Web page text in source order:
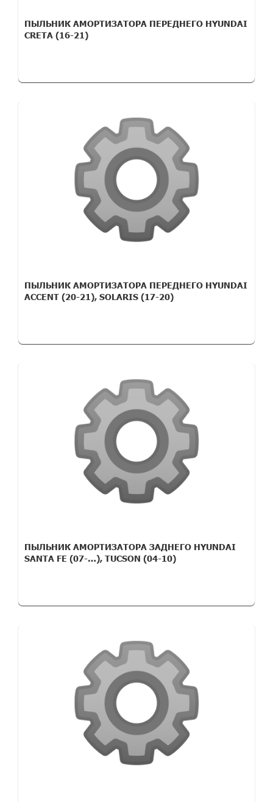
ПЫЛЬНИК АМОРТИЗАТОРА ПЕРЕДНЕГО HYUNDAI
CRETA (16-21)
ПЫЛЬНИК АМОРТИЗАТОРА ПЕРЕДНЕГО HYUNDAI
ACCENT (20-21), SOLARIS (17-20)
ПЫЛЬНИК АМОРТИЗАТОРА ЗАДНЕГО HYUNDAI
SANTA FE (07-…), TUCSON (04-10)